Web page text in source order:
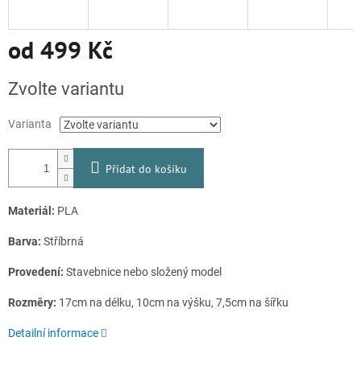
od 499 Kč
cena:
Zvolte variantu
Varianta
Přidat do košíku
Materiál: PLA
Barva: Stříbrná
Provedení: Stavebnice nebo složený model
Rozměry: 17cm na délku, 10cm na výšku, 7,5cm na šířku
Detailní informace